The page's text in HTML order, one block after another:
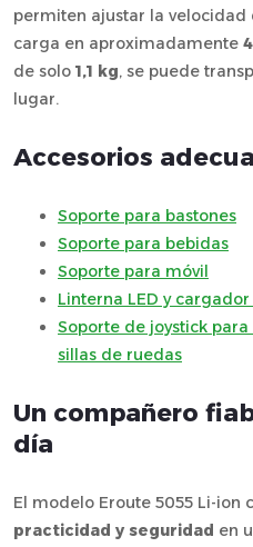
permiten ajustar la
carga en aproximadamente
de solo 1,1 kg, se puede
lugar.
Accesorios
Soporte para bastones
Soporte para bebidas
Soporte para móvil
Linterna LED y cargador
Soporte de joystick
sillas de ruedas
Un compañero
día
El modelo Eroute 5055 Li-ion
practicidad y seguridad en